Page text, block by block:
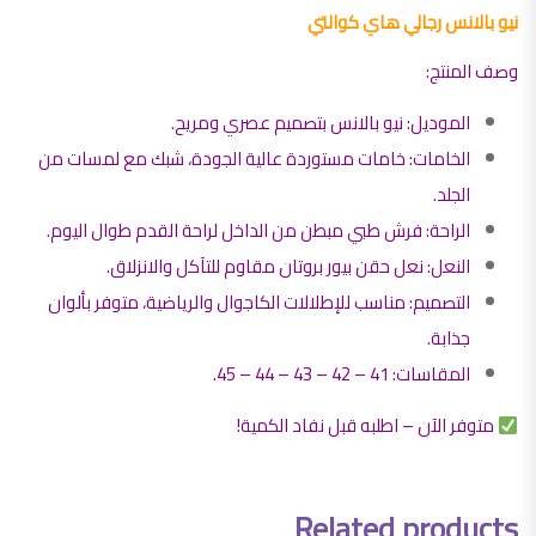
نيو بالانس رجالي هاي كوالتي
وصف المنتج:
الموديل: نيو بالانس بتصميم عصري ومريح.
الخامات: خامات مستوردة عالية الجودة، شبك مع لمسات من
الجلد.
الراحة: فرش طبي مبطن من الداخل لراحة القدم طوال اليوم.
النعل: نعل حقن بيور بروتان مقاوم للتآكل والانزلاق.
التصميم: مناسب للإطلالات الكاجوال والرياضية، متوفر بألوان
جذابة.
المقاسات: 41 – 42 – 43 – 44 – 45.
متوفر الآن – اطلبه قبل نفاد الكمية!